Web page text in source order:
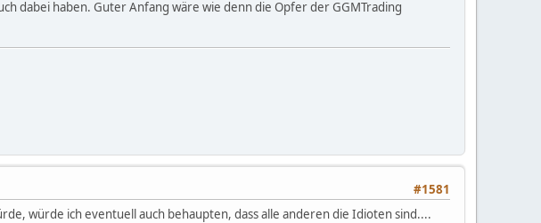
dabei haben. Guter Anfang wäre wie denn die Opfer der GGMTrading
#1581
würde ich eventuell auch behaupten, dass alle anderen die Idioten sind....